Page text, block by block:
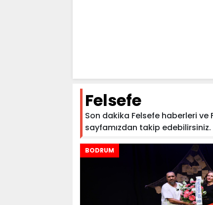
Felsefe
Son dakika Felsefe haberleri
sayfamızdan takip
BODRUM